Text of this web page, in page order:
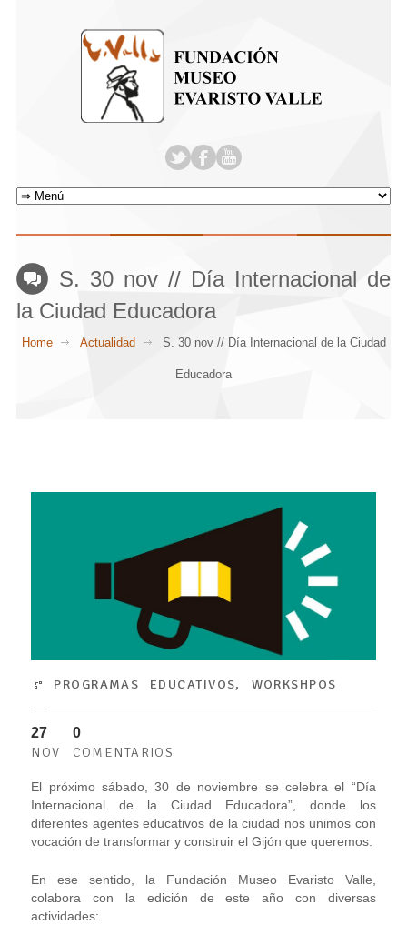
S. 30 nov // Día Internacional de
la Ciudad Educadora
Home Actualidad S. 30 nov // Día Internacional de la Ciudad
Educadora
PROGRAMAS EDUCATIVOS, WORKSHPOS
27
NOV
0
COMENTARIOS
El próximo sábado, 30 de noviembre se celebra el “Día
Internacional de la Ciudad Educadora”, donde los
diferentes agentes educativos de la ciudad nos unimos con
vocación de transformar y construir el Gijón que queremos.
En ese sentido, la Fundación Museo Evaristo Valle,
colabora con la edición de este año con diversas
actividades: